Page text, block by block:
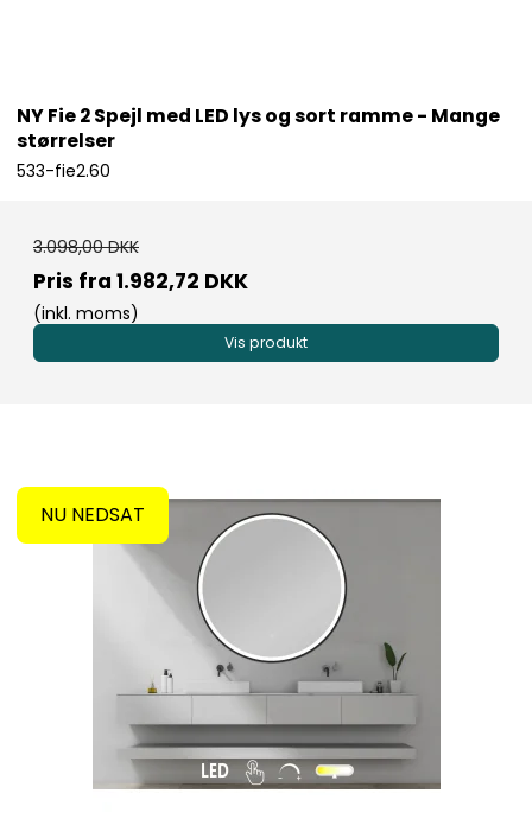
NY Fie 2 Spejl med LED lys og sort ramme - Mange
størrelser
533-fie2.60
3.098,00 DKK
Pris fra 1.982,72 DKK
(inkl. moms)
Vis produkt
NU NEDSAT